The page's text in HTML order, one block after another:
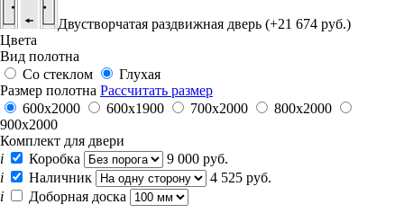
Двустворчатая раздвижная дверь (+21 674 руб.)
Цвета
Вид полотна
Со стеклом
Глухая
Размер полотна Рассчитать размер
600x2000
600х1900 700x2000
800x2000
900x2000
Комплект для двери
i
Коробка
9 000 руб.
i
Наличник
4 525 руб.
i
Доборная доска